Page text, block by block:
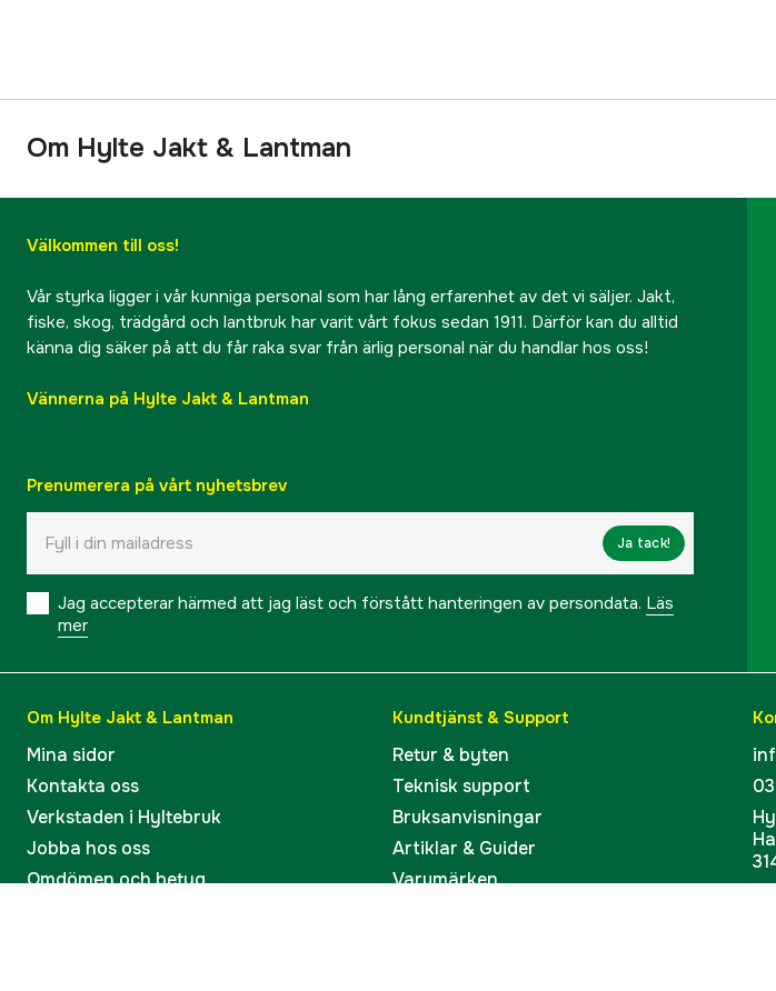
Om Hylte Jakt & Lantman
Välkommen till oss!
Vår styrka ligger i vår kunniga personal som har lång erfarenhet av det vi säljer. Jakt,
fiske, skog, trädgård och lantbruk har varit vårt fokus sedan 1911. Därför kan du alltid
känna dig säker på att du får raka svar från ärlig personal när du handlar hos oss!
Vännerna på Hylte Jakt & Lantman
Prenumerera på vårt nyhetsbrev
Ja tack!
Jag accepterar härmed att jag läst och förstått hanteringen av persondata. Läs
mer
Om Hylte Jakt & Lantman
Mina sidor
Kontakta oss
Verkstaden i Hyltebruk
Jobba hos oss
Omdömen och betyg
Kundtjänst & Support
Retur & byten
Teknisk support
Bruksanvisningar
Artiklar & Guider
Varumärken